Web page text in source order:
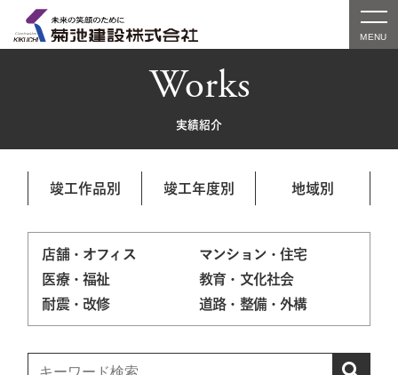
Works
実績紹介
竣工作品別 竣工年度別 地域別
店舗・オフィス
マンション・住宅
医療・福祉
教育・文化社会
耐震・改修
道路・整備・外構